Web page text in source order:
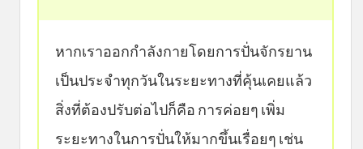
หากเราออกกำลังกายโดยการปั่นจักรยาน
เป็นประจำทุกวันในระยะทางที่คุ้นเคยแล้ว
สิ่งที่ต้องปรับต่อไปก็คือ การค่อยๆ เพิ่ม
ระยะทางในการปั่นให้มากขึ้นเรื่อยๆ เช่น